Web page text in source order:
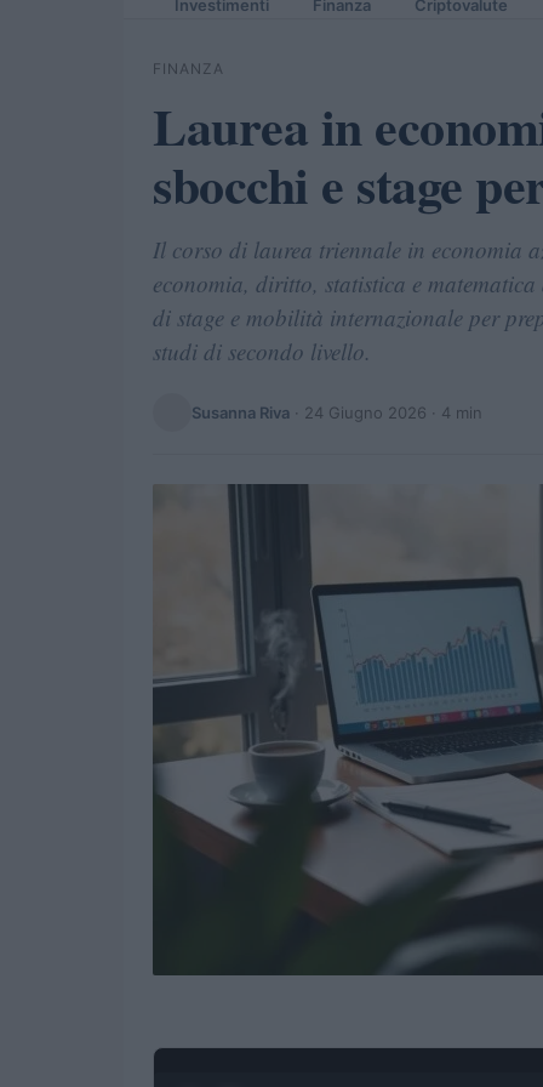
Investimenti Finanza Criptovalute
FINANZA
Laurea in
sbocchi e stage
Il corso di laurea triennale in economia
economia, diritto, statistica e
di stage e mobilità internazionale per
studi di secondo livello.
Susanna Riva · 24 Giugno 2026 · 4 min